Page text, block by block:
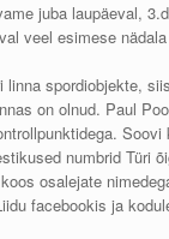
juba laupäeval,
veel esimese
spordiobjekte,
on olnud. Paul
numbrid Türi
osalejate
facebookis ja